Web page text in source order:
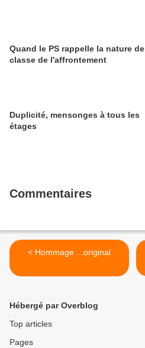
Quand le PS rappelle la nature de
classe de l'affrontement
Duplicité, mensonges à tous les
étages
Commentaires
< Hommage ...original
Hébergé par Overblog
Top articles
Pages